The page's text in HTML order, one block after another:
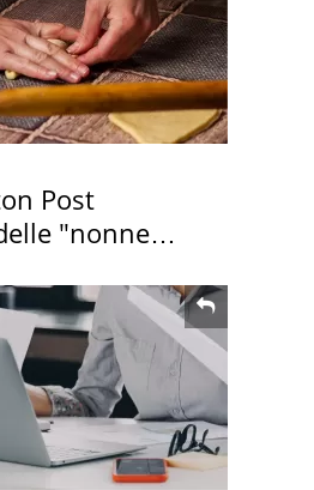
Post
"nonne